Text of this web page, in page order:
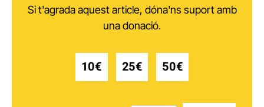
Si t'agrada aquest article, dóna'ns suport amb
una donació.
10€ 25€ 50€